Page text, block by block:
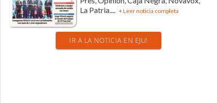
La Patria.... + Leer noticia completa
IR A LA NOTICIA EN EJU!